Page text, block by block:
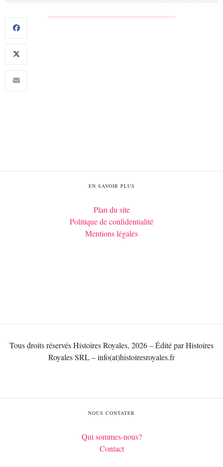
EN SAVOIR PLUS
Plan du site
Politique de confidentialité
Mentions légales
Tous droits réservés Histoires Royales, 2026 – Édité par Histoires
Royales SRL – info(at)histoiresroyales.fr
NOUS CONTATER
Qui sommes-nous?
Contact